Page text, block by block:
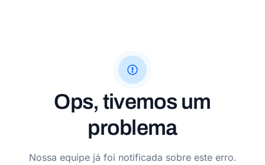
Ops, tivemos um
problema
Nossa equipe já foi notificada sobre este erro.